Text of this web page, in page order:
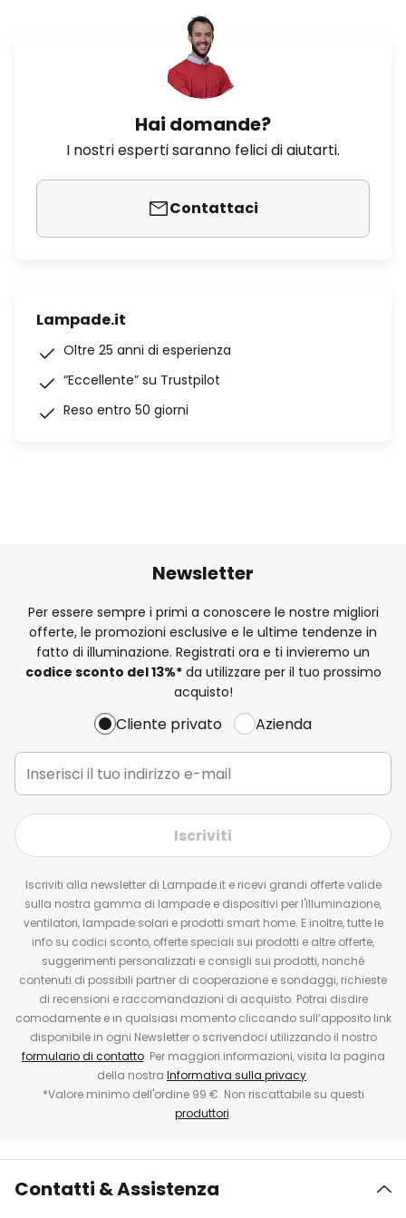
Hai domande?
I nostri esperti saranno felici di aiutarti.
Contattaci
Lampade.it
Oltre 25 anni di esperienza
“Eccellente” su Trustpilot
Reso entro 50 giorni
Newsletter
Per essere sempre i primi a conoscere le nostre migliori
offerte, le promozioni esclusive e le ultime tendenze in
fatto di illuminazione. Registrati ora e ti invieremo un
codice sconto del13%*da utilizzare per il tuo prossimo
acquisto!
Cliente privato Azienda
Iscriviti
Iscriviti alla newsletter di Lampade.it e ricevi grandi offerte valide
sulla nostra gamma di lampade e dispositivi per l'illuminazione,
ventilatori, lampade solari e prodotti smart home. E inoltre, tutte le
info su codici sconto, offerte speciali sui prodotti e altre offerte,
suggerimenti personalizzati e consigli sui prodotti, nonché
contenuti di possibili partner di cooperazione e sondaggi, richieste
di recensioni e raccomandazioni di acquisto. Potrai disdire
comodamente e in qualsiasi momento cliccando sull’apposito link
disponibile in ogni Newsletter o scrivendoci utilizzando il nostro
formulario di contatto. Per maggiori informazioni, visita la pagina
della nostra Informativa sulla privacy.
*Valore minimo dell'ordine 99 €. Non riscattabile su questi
produttori.
Contatti & Assistenza